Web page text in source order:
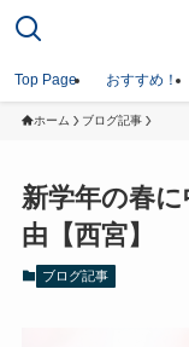
Top Page おすすめ！
ホーム ブログ記事
新学年の春
由【西宮】
ブログ記事